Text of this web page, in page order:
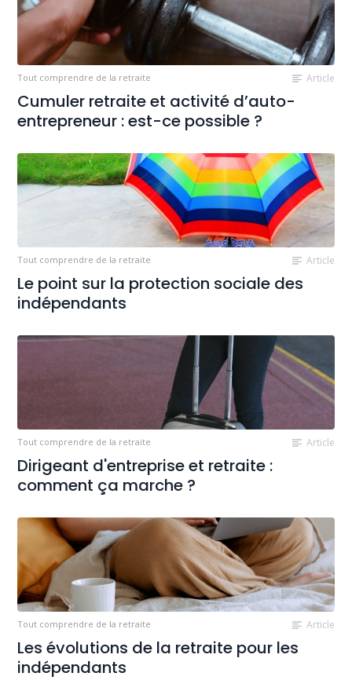
Tout comprendre de la retraite Article
Cumuler retraite et activité d’auto-
entrepreneur : est-ce possible ?
Tout comprendre de la retraite Article
Le point sur la protection sociale des
indépendants
Tout comprendre de la retraite Article
Dirigeant d'entreprise et retraite :
comment ça marche ?
Tout comprendre de la retraite Article
Les évolutions de la retraite pour les
indépendants